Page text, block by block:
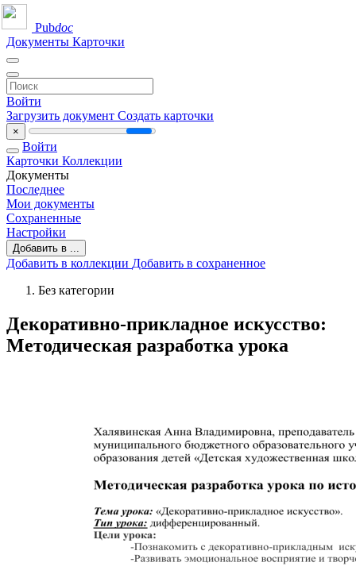
Pubdoc
Документы Карточки
Войти
Загрузить документ Создать карточки
×
Войти
Карточки Коллекции
Документы
Последнее
Мои документы
Сохраненные
Настройки
Добавить в ...
Добавить в коллекции Добавить в сохраненное
Без категории
Декоративно-прикладное искусство:
Методическая разработка урока